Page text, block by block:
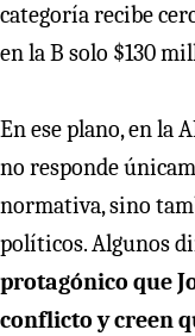
categoría recibe
en la B solo $130
En ese plano, en la
no responde
normativa, sino
políticos. Algunos
protagónico que
conflicto y creen